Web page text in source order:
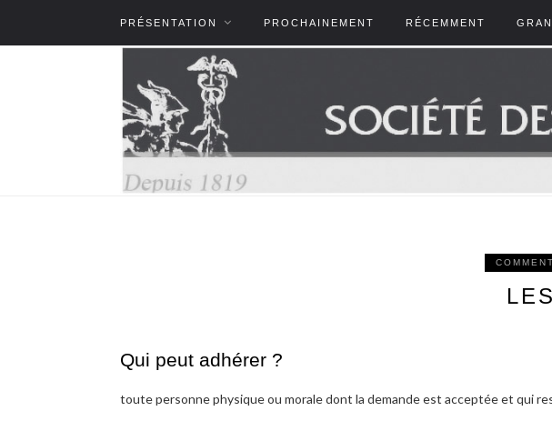
PRÉSENTATION PROCHAINEMENT RÉCEMMENT
Qui peut adhérer ?
toute personne physique ou morale dont la demande est acceptée et qui